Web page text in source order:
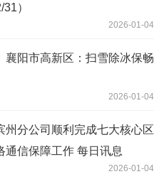
）
2026-01-04
襄阳市高新区：扫雪除冰保畅
2026-01-04
州分公司顺利完成七大核心区
通信保障工作 每日讯息
2026-01-04